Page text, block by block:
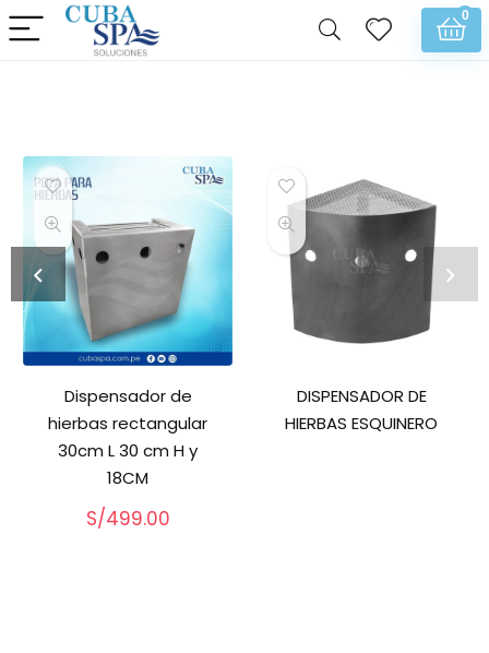
0
Dispensador de
hierbas rectangular
30cm L 30 cm H y
18CM
S/499.00
DISPENSADOR DE
HIERBAS ESQUINERO